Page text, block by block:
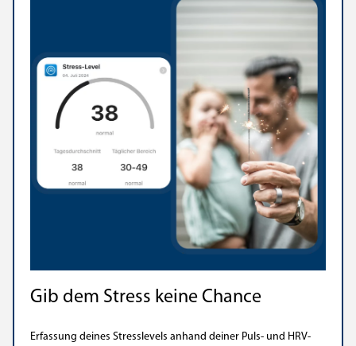
Gib dem Stress keine Chance
Erfassung deines Stresslevels anhand deiner Puls- und HRV-